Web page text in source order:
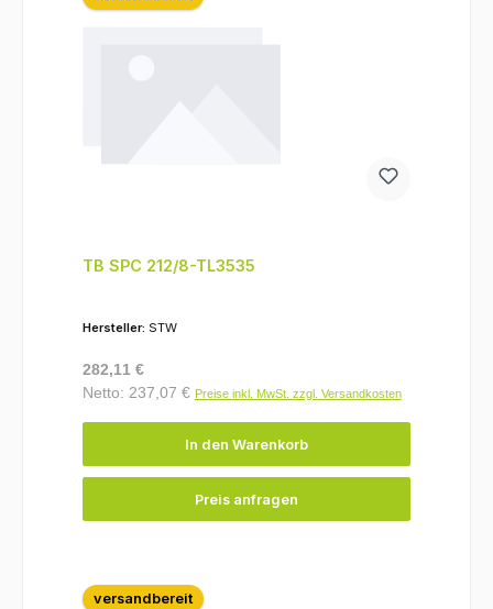
TB SPC 212/8-TL3535
Hersteller: STW
Regulärer Preis:
282,11 €
Netto: 237,07 € Preise inkl. MwSt. zzgl. Versandkosten
In den Warenkorb
Preis anfragen
versandbereit